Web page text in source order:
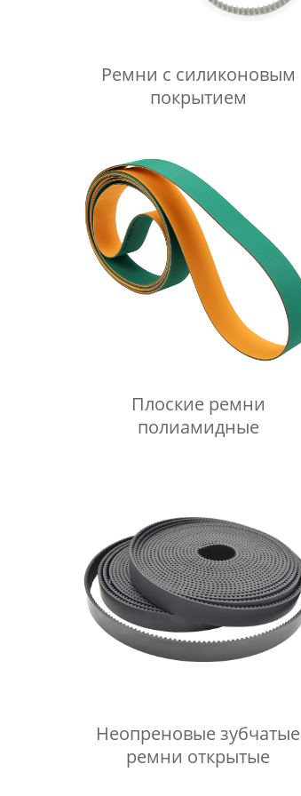
Ремни с силиконовым
покрытием
Плоские ремни
полиамидные
Неопреновые зубчатые
ремни открытые